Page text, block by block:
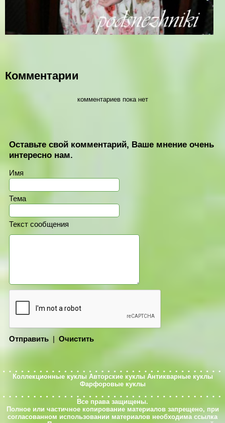
Комментарии
комментариев пока нет
Оставьте свой комментарий, Ваше мнение очень
интересно нам.
Имя
Тема
Текст сообщения
Отправить Очистить
Коллекционные куклы Авторские куклы Антикварные куклы
Фарфоровые куклы
Все права защищены.
Полное или частичное копирование материалов запрещено, при
согласованном использовании материалов необходима ссылка